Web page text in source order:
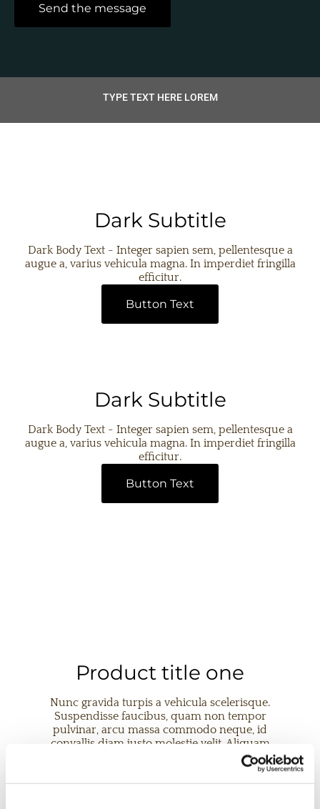
TYPE TEXT HERE LOREM
Dark Subtitle
Dark Body Text - Integer sapien sem, pellentesque a
augue a, varius vehicula magna. In imperdiet fringilla
efficitur.
Button Text
Dark Subtitle
Dark Body Text - Integer sapien sem, pellentesque a
augue a, varius vehicula magna. In imperdiet fringilla
efficitur.
Button Text
Product title one
Nunc gravida turpis a vehicula scelerisque.
Suspendisse faucibus, quam non tempor
pulvinar, arcu massa commodo neque, id
convallis diam justo molestie velit. Aliquam
dictum orci tortor. Morbi elit nunc, luctus at
consectetur vitae, porttitor a nibh.